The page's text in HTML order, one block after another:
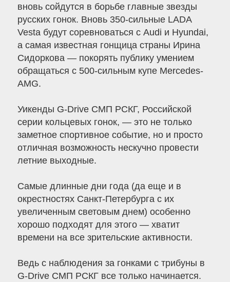
вновь сойдутся в борьбе главные звезды
русских гонок. Вновь 350-сильные LADA
Vesta будут соревноваться с Audi и Hyundai,
а самая известная гонщица страны Ирина
Сидоркова — покорять публику умением
обращаться с 500-сильным купе Mercedes-
AMG.
Уикенды G-Drive СМП РСКГ, Российской
серии кольцевых гонок, — это не только
заметное спортивное событие, но и просто
отличная возможность нескучно провести
летние выходные.
Самые длинные дни года (да еще и в
окрестностях Санкт-Петербурга с их
увеличенным световым днем) особенно
хорошо подходят для этого — хватит
времени на все зрительские активности.
Ведь с наблюдения за гонками с трибуны в
G-Drive СМП РСКГ все только начинается.